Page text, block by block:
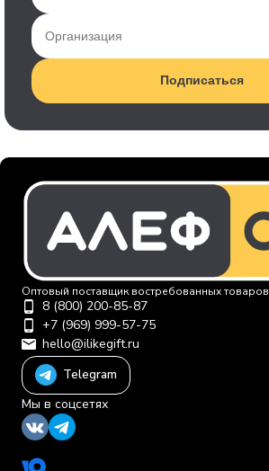
Подписаться
Оптовый поставщик востребованных товаров
8 (800) 200-85-87
+7 (969) 999-57-75
hello@ilikegift.ru
Telegram
Мы в соцсетях